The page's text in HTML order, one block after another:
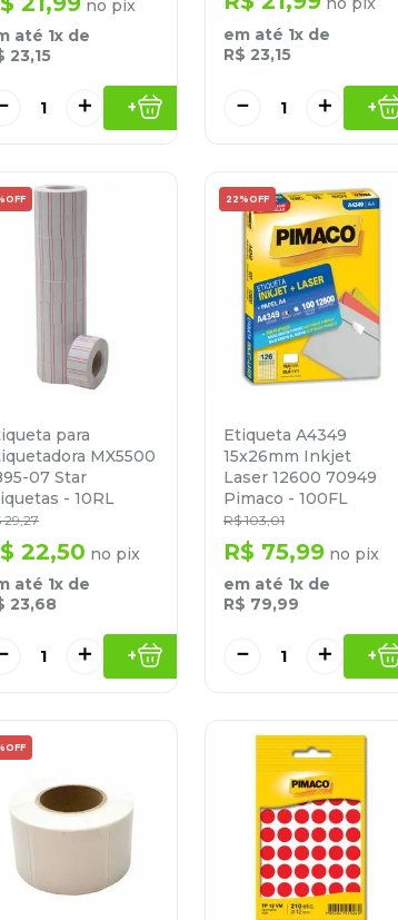
no pix
até 1x de
23,15
＋ +
em até 1x de
R$ 23,15
＋
－ +
OFF
para
MX5500
07 Star
- 10RL
29,27
22,50 no pix
até 1x de
23,68
＋ +
22% OFF
Etiqueta A4349
15x26mm Inkjet
Laser 12600 70949
Pimaco - 100FL
R$ 103,01
R$ 75,99 no pix
em até 1x de
R$ 79,99
＋
－ +
OFF